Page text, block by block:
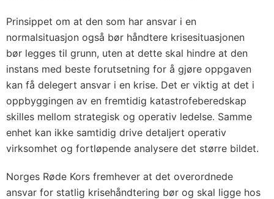
Prinsippet om at den som har ansvar i en
normalsituasjon også bør håndtere krisesituasjonen
bør legges til grunn, uten at dette skal hindre at den
instans med beste forutsetning for å gjøre oppgaven
kan få delegert ansvar i en krise. Det er viktig at det i
oppbyggingen av en fremtidig katastrofeberedskap
skilles mellom strategisk og operativ ledelse. Samme
enhet kan ikke samtidig drive detaljert operativ
virksomhet og fortløpende analysere det større bildet.
Norges Røde Kors fremhever at det overordnede
ansvar for statlig krisehåndtering bør og skal ligge hos